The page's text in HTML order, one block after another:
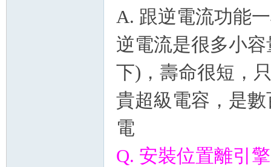
A. 跟逆電流功能
逆電流是很多小
下)，壽命很短，
貴超級電容，是
電
Q. 安裝位置離引